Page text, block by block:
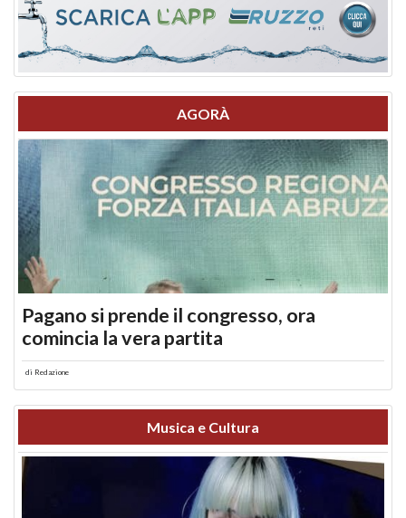
AGORÀ
Pagano si prende il congresso, ora
comincia la vera partita
di Redazione
Musica e Cultura